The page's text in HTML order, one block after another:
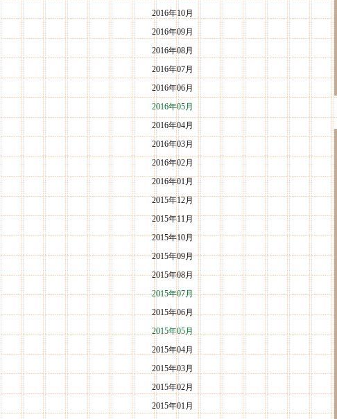
2016年10月
2016年09月
2016年08月
2016年07月
2016年06月
2016年05月
2016年04月
2016年03月
2016年02月
2016年01月
2015年12月
2015年11月
2015年10月
2015年09月
2015年08月
2015年07月
2015年06月
2015年05月
2015年04月
2015年03月
2015年02月
2015年01月